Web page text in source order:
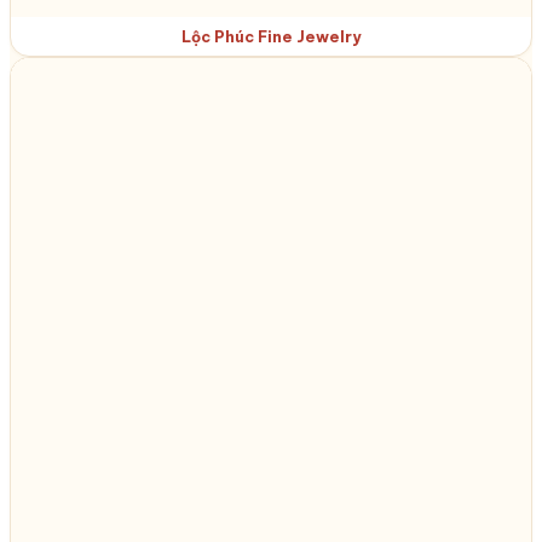
Lộc Phúc Fine Jewelry